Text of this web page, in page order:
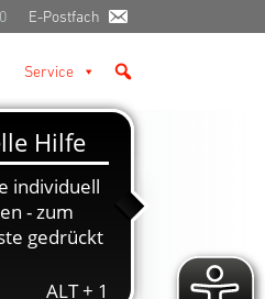
0 E-Postfach
Service
statt.